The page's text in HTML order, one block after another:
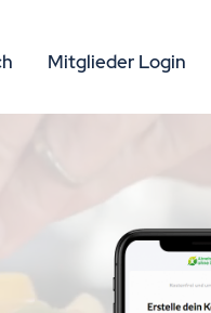
Mitglieder Login